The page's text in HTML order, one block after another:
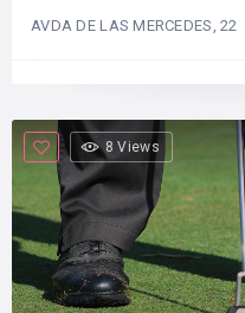
AVDA DE LAS MERCEDES, 22
8 Views